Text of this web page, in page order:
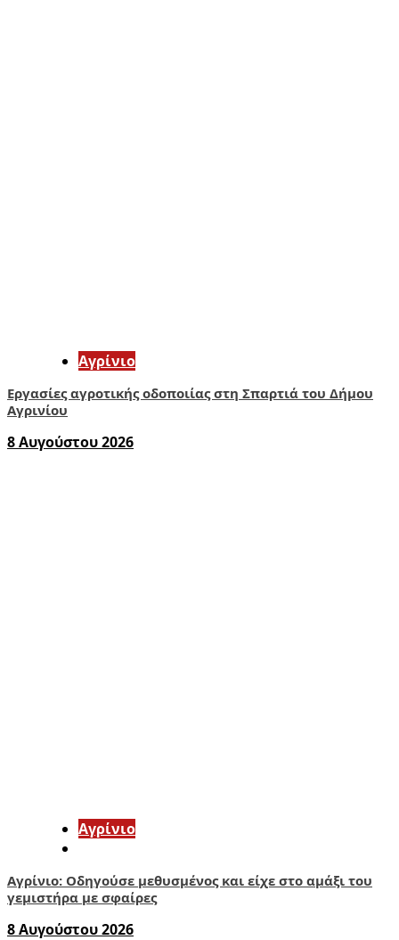
Aγρίνιο
Εργασίες αγροτικής οδοποιίας στη Σπαρτιά του Δήμου
Αγρινίου
8 Αυγούστου 2026
Aγρίνιο
Αγρίνιο: Οδηγούσε μεθυσμένος και είχε στο αμάξι του
γεμιστήρα με σφαίρες
8 Αυγούστου 2026